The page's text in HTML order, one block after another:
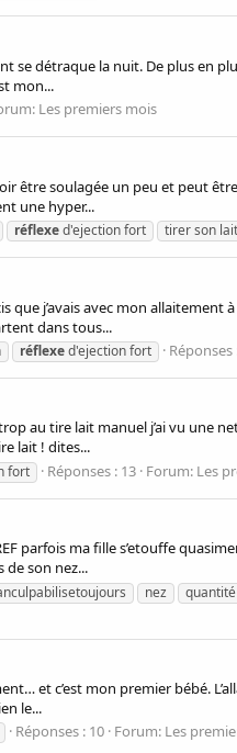
se détraque la nuit. De plus en
mon...
Les premiers mois
être soulagée un peu et peut
une hyper...
réflexed'ejection fort tirer son lait
que j’avais avec mon
dans tous...
réflexed'ejection fort Réponses
au tire lait manuel j’ai vu une
lait ! dites...
fort Réponses : 13 Forum: Les
parfois ma fille s’etouffe
son nez...
nez
et c’est mon premier bébé.
le...
Réponses : 10 Forum: Les